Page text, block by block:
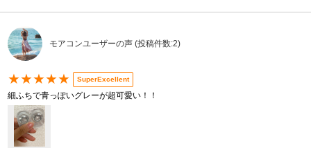
モアコンユーザーの声 (投稿件数:2)
★★★★★ SuperExcellent
細ふちで青っぽいグレーが超可愛い！！